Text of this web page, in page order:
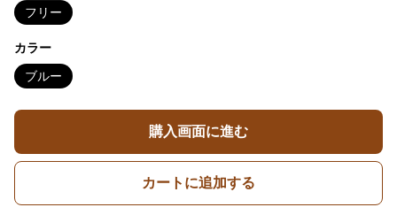
フリー
カラー
ブルー
購入画面に進む
カートに追加する